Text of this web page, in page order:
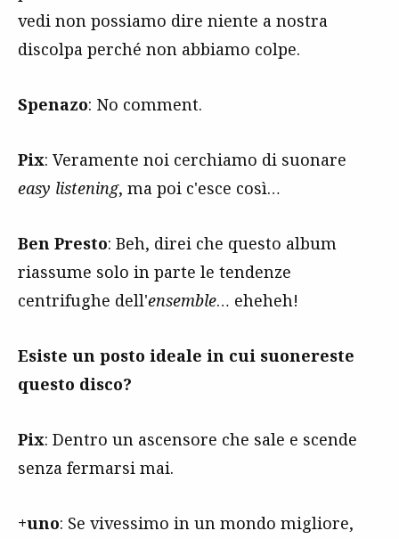
vedi non possiamo dire niente a nostra
discolpa perché non abbiamo colpe.
Spenazo: No comment.
Pix: Veramente noi cerchiamo di suonare
easy listening, ma poi c'esce così…
Ben Presto: Beh, direi che questo album
riassume solo in parte le tendenze
centrifughe dell'ensemble… eheheh!
Esiste un posto ideale in cui suonereste
questo disco?
Pix: Dentro un ascensore che sale e scende
senza fermarsi mai.
+uno: Se vivessimo in un mondo migliore,